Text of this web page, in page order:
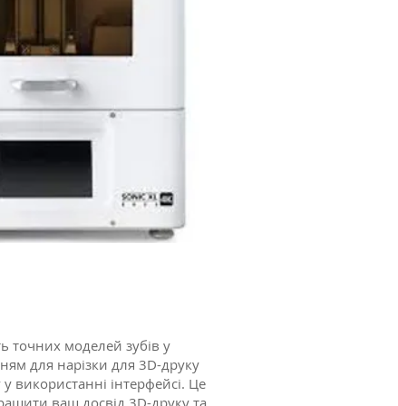
точних моделей зубів у
для нарізки для 3D-друку
використанні інтерфейсі. Це
ваш досвід 3D-друку та